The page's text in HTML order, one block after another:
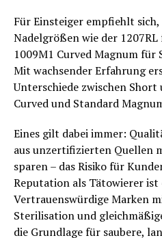
Für Einsteiger empfiehlt
Nadelgrößen wie der
1009M1 Curved Magnum
Mit wachsender Erfahrung
Unterschiede zwischen
Curved und Standard
Eines gilt dabei immer:
aus unzertifizierten Quellen
sparen – das Risiko für
Reputation als Tätowierer
Vertrauenswürdige Marken
Sterilisation und
die Grundlage für saubere,